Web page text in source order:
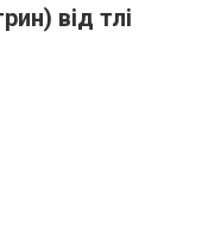
від тлі